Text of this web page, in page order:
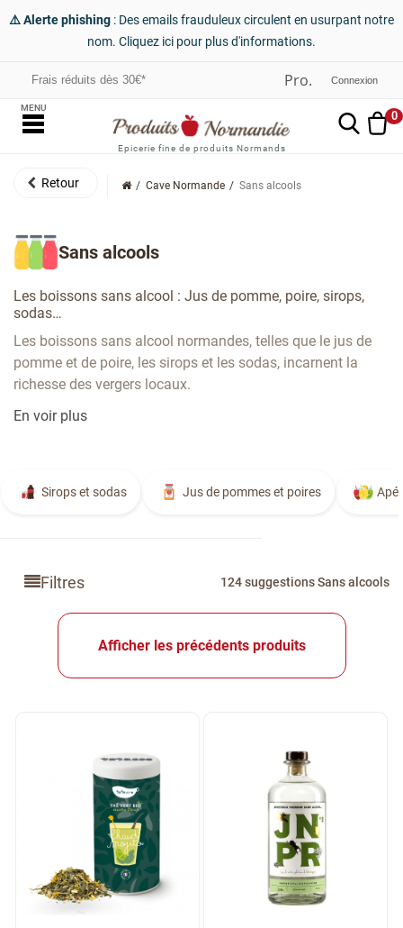
⚠️ Alerte phishing : Des emails frauduleux circulent en usurpant notre
nom. Cliquez ici pour plus d'informations.
Frais réduits dès 30€* Connexion
Epicerie fine de produits Normands
0
MENU
Cave Normande Sans alcools
Sans alcools
Les boissons sans alcool : Jus de pomme, poire, sirops,
sodas…
Les boissons sans alcool normandes, telles que le jus de
pomme et de poire, les sirops et les sodas, incarnent la
richesse des vergers locaux.
En voir plus
Sirops et sodas Jus de pommes et poires
Filtres 124 suggestions Sans alcools
Afficher les précédents produits